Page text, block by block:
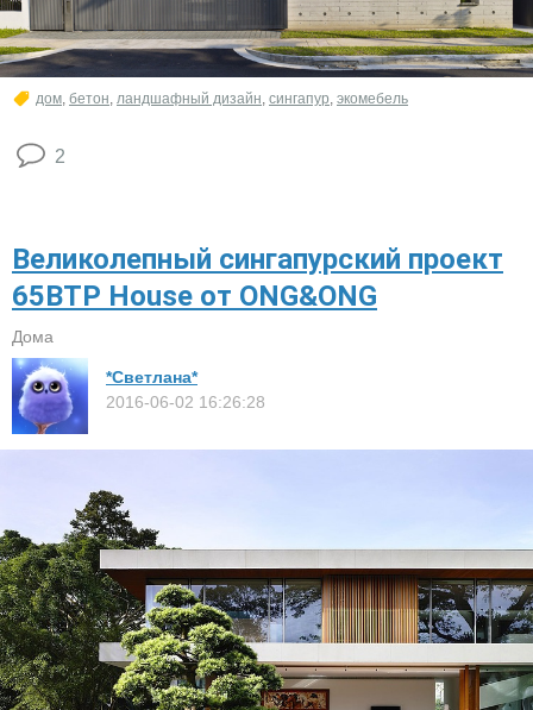
дом, бетон, ландшафный дизайн, сингапур, экомебель
2
Великолепный сингапурский проект
65BTP House от ONG&ONG
Дома
*Светлана*
2016-06-02 16:26:28